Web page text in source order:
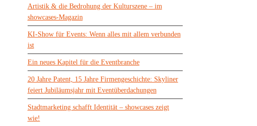
Artistik & die Bedrohung der Kulturszene – im
showcases-Magazin
KI-Show für Events: Wenn alles mit allem verbunden
ist
Ein neues Kapitel für die Eventbranche
20 Jahre Patent, 15 Jahre Firmengeschichte: Skyliner
feiert Jubiläumsjahr mit Eventüberdachungen
Stadtmarketing schafft Identität – showcases zeigt
wie!